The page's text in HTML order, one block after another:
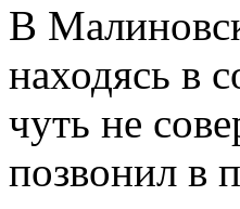
В
находясь в
чуть не
позвонил в